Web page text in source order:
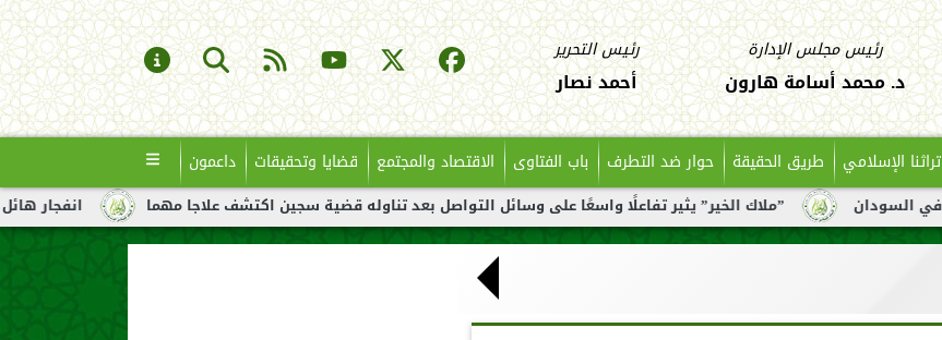
رئيس مجلس الإدارة
د. محمد أسامة هارون
رئيس التحرير
أحمد نصار
تراثنا الإسلامي طريق الحقيقة حوار ضد التطرف باب الفتاوى الاقتصاد والمجتمع قضايا وتحقيقات داعمون
انفجار هائل لناقلة نفط ”ملاك الخير” يثير تفاعلًا واسعًا على وسائل التواصل بعد تناوله قضية سجين اكتشف علاجا مهما